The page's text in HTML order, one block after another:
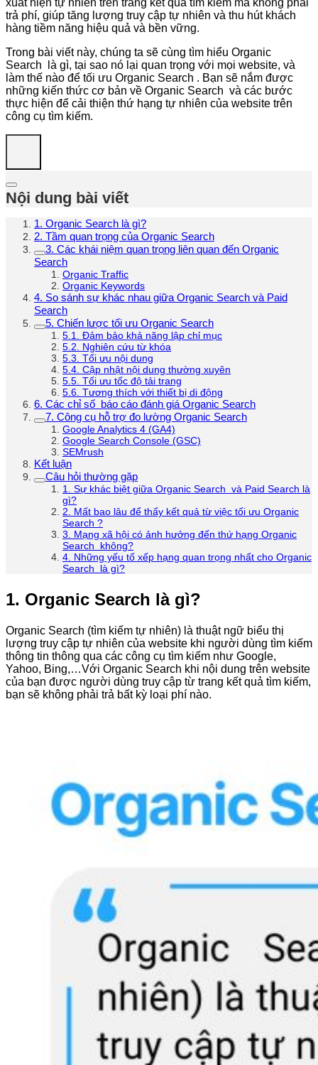
xuất hiện tự nhiên trên trang kết quả tìm kiếm mà không phải
trả phí, giúp tăng lượng truy cập tự nhiên và thu hút khách
hàng tiềm năng hiệu quả và bền vững.
Trong bài viết này, chúng ta sẽ cùng tìm hiểu Organic
Search là gì, tại sao nó lại quan trọng với mọi website, và
làm thế nào để tối ưu Organic Search . Bạn sẽ nắm được
những kiến thức cơ bản về Organic Search và các bước
thực hiện để cải thiện thứ hạng tự nhiên của website trên
công cụ tìm kiếm.
Nội dung bài viết
1. Organic Search là gì?
2. Tầm quan trọng của Organic Search
3. Các khái niệm quan trọng liên quan đến Organic
Search
Organic Traffic
Organic Keywords
4. So sánh sự khác nhau giữa Organic Search và Paid
Search
5. Chiến lược tối ưu Organic Search
5.1. Đảm bảo khả năng lập chỉ mục
5.2. Nghiên cứu từ khóa
5.3. Tối ưu nội dung
5.4. Cập nhật nội dung thường xuyên
5.5. Tối ưu tốc độ tải trang
5.6. Tương thích với thiết bị di động
6. Các chỉ số báo cáo đánh giá Organic Search
7. Công cụ hỗ trợ đo lường Organic Search
Google Analytics 4 (GA4)
Google Search Console (GSC)
SEMrush
Kết luận
Câu hỏi thường gặp
1. Sự khác biệt giữa Organic Search và Paid Search là
gì?
2. Mất bao lâu để thấy kết quả từ việc tối ưu Organic
Search ?
3. Mạng xã hội có ảnh hưởng đến thứ hạng Organic
Search không?
4. Những yếu tố xếp hạng quan trọng nhất cho Organic
Search là gì?
1. Organic Search là gì?
Organic Search (tìm kiếm tự nhiên) là thuật ngữ biểu thị
lượng truy cập tự nhiên của website khi người dùng tìm kiếm
thông tin thông qua các công cụ tìm kiếm như Google,
Yahoo, Bing,…Với Organic Search khi nội dung trên website
của bạn được người dùng truy cập từ trang kết quả tìm kiếm,
bạn sẽ không phải trả bất kỳ loại phí nào.